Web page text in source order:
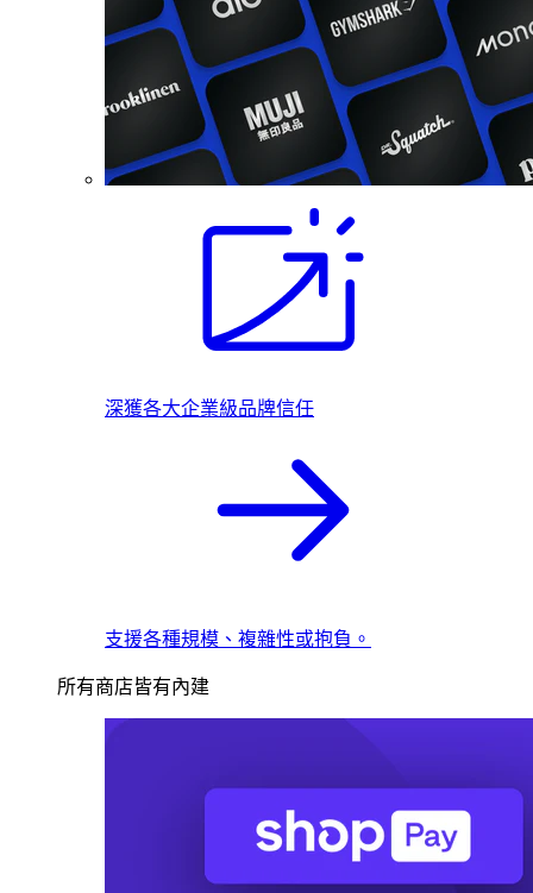
深獲各大企業級品牌信任
支援各種規模、複雜性或抱負。
所有商店皆有內建